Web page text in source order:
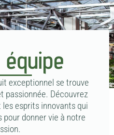
exceptionnel se trouve
passionnée. Découvrez
esprits innovants qui
donner vie à notre